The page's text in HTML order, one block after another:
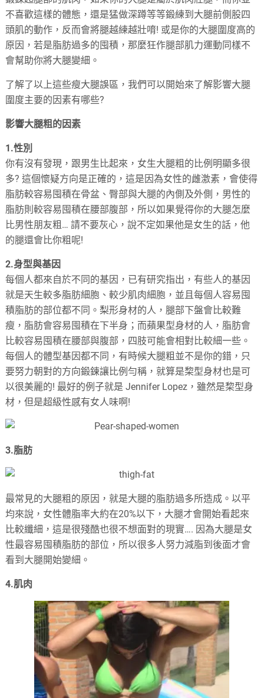
不喜歡這樣的體態，還是猛做深蹲等等鍛練到大腿前側股四
頭肌的動作，反而會將腿越練越壯唷! 或是你的大腿圍度高的
原因，若是脂肪過多的囤積，那麼狂作腿部肌力運動同樣不
會幫助你將大腿變細。
了解了以上這些瘦大腿誤區，我們可以開始來了解影響大腿
圍度主要的因素有哪些?
影響大腿粗的因素
1.性別
你有沒有發現，跟男生比起來，女生大腿粗的比例明顯多很
多? 這個懷疑方向是正確的，這是因為女性的雌激素，會使得
脂肪較容易囤積在骨盆、臀部與大腿的內側及外側，男性的
脂肪則較容易囤積在腰部腹部，所以如果覺得你的大腿怎麼
比男性朋友粗… 請不要灰心，說不定如果他是女生的話，他
的腿還會比你粗呢!
2.身型與基因
每個人都來自於不同的基因，已有研究指出，有些人的基因
就是天生較多脂肪細胞、較少肌肉細胞，並且每個人容易囤
積脂肪的部位都不同。梨形身材的人，腿部下盤會比較難
瘦，脂肪會容易囤積在下半身；而蘋果型身材的人，脂肪會
比較容易囤積在腰部與腹部，四肢可能會相對比較細一些。
每個人的體型基因都不同，有時候大腿粗並不是你的錯，只
要努力朝對的方向鍛鍊讓比例勻稱，就算是棃型身材也是可
以很美麗的! 最好的例子就是 Jennifer Lopez，雖然是棃型身
材，但是超級性感有女人味啊!
3.脂肪
最常見的大腿粗的原因，就是大腿的脂肪過多所造成。以平
均來說，女性體脂率大約在20%以下，大腿才會開始看起來
比較纖細，這是很殘酷也很不想面對的現實…. 因為大腿是女
性最容易囤積脂肪的部位，所以很多人努力減脂到後面才會
看到大腿開始變細。
4.肌肉